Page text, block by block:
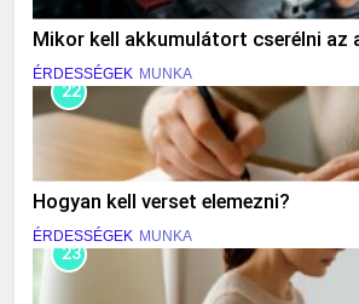
Mikor kell akkumulátort cserélni az
ÉRDESSÉGEK MUNKA
22
Hogyan kell verset elemezni?
ÉRDESSÉGEK MUNKA
23